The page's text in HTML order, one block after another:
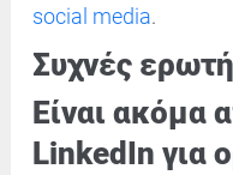
social media.
Συχνές
Είναι ακόμα
LinkedIn για